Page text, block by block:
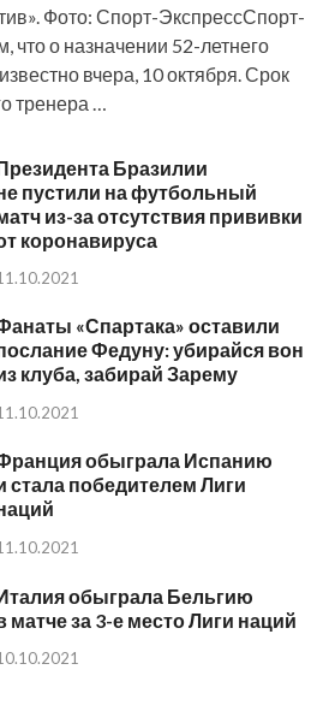
Фото: Спорт-ЭкспрессСпорт-
что о назначении 52-летнего
вчера, 10 октября. Срок
тренера …
Бразилии
пустили на футбольный
из-за отсутствия прививки
коронавируса
«Спартака» оставили
Федуну: убирайся вон
клуба, забирай Зарему
обыграла Испанию
стала победителем Лиги
обыграла Бельгию
матче за 3-е место Лиги наций